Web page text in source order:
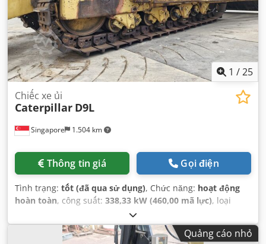
1 /25
Singapore 1.504 km
Chiếc xe ủi
Caterpillar D9L
Thông tin giá Gọi điện
Tình trạng: tốt (đã qua sử dụng), Chức năng: hoạt động
hoàn toàn, công suất: 338,33 kW (460,00 mã lực), loại
vàng
động:7.148 h, số máy/phương tiện:14Y02161, Thiết bị:
cabin, thuỷ lực, Quảng cáo nhỏ